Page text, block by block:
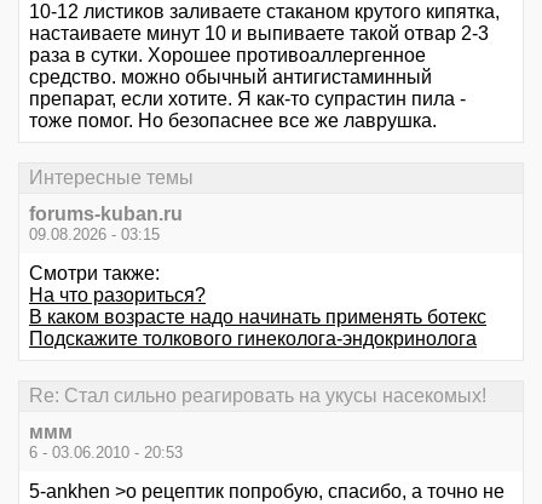
10-12 листиков заливаете стаканом крутого кипятка,
настаиваете минут 10 и выпиваете такой отвар 2-3
раза в сутки. Хорошее противоаллергенное
средство. можно обычный антигистаминный
препарат, если хотите. Я как-то супрастин пила -
тоже помог. Но безопаснее все же лаврушка.
Интересные темы
forums-kuban.ru
09.08.2026 - 03:15
Смотри также:
На что разориться?
В каком возрасте надо начинать применять ботекс
Подскажите толкового гинеколога-эндокринолога
Re: Стал сильно реагировать на укусы насекомых!
ммм
6 - 03.06.2010 - 20:53
5-ankhen >о рецептик попробую, спасибо, а точно не